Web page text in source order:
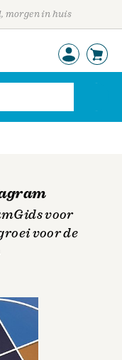
morgen in huis
voor
voor de